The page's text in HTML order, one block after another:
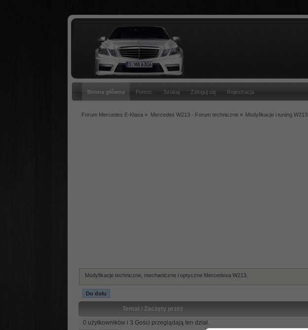
Strona główna Pomoc Szukaj Zaloguj się Rejestracja
Forum Mercedes E-Klasa » Mercedes W213 - Forum techniczne» Modyfikacje i tuning W213
Modyfikacje techniczne, mechaniczne i optyczne Mercedesa W213.
Do dołu
Temat /Zaczęty przez
0 użytkowników i 3 Gości przeglądają ten dział.